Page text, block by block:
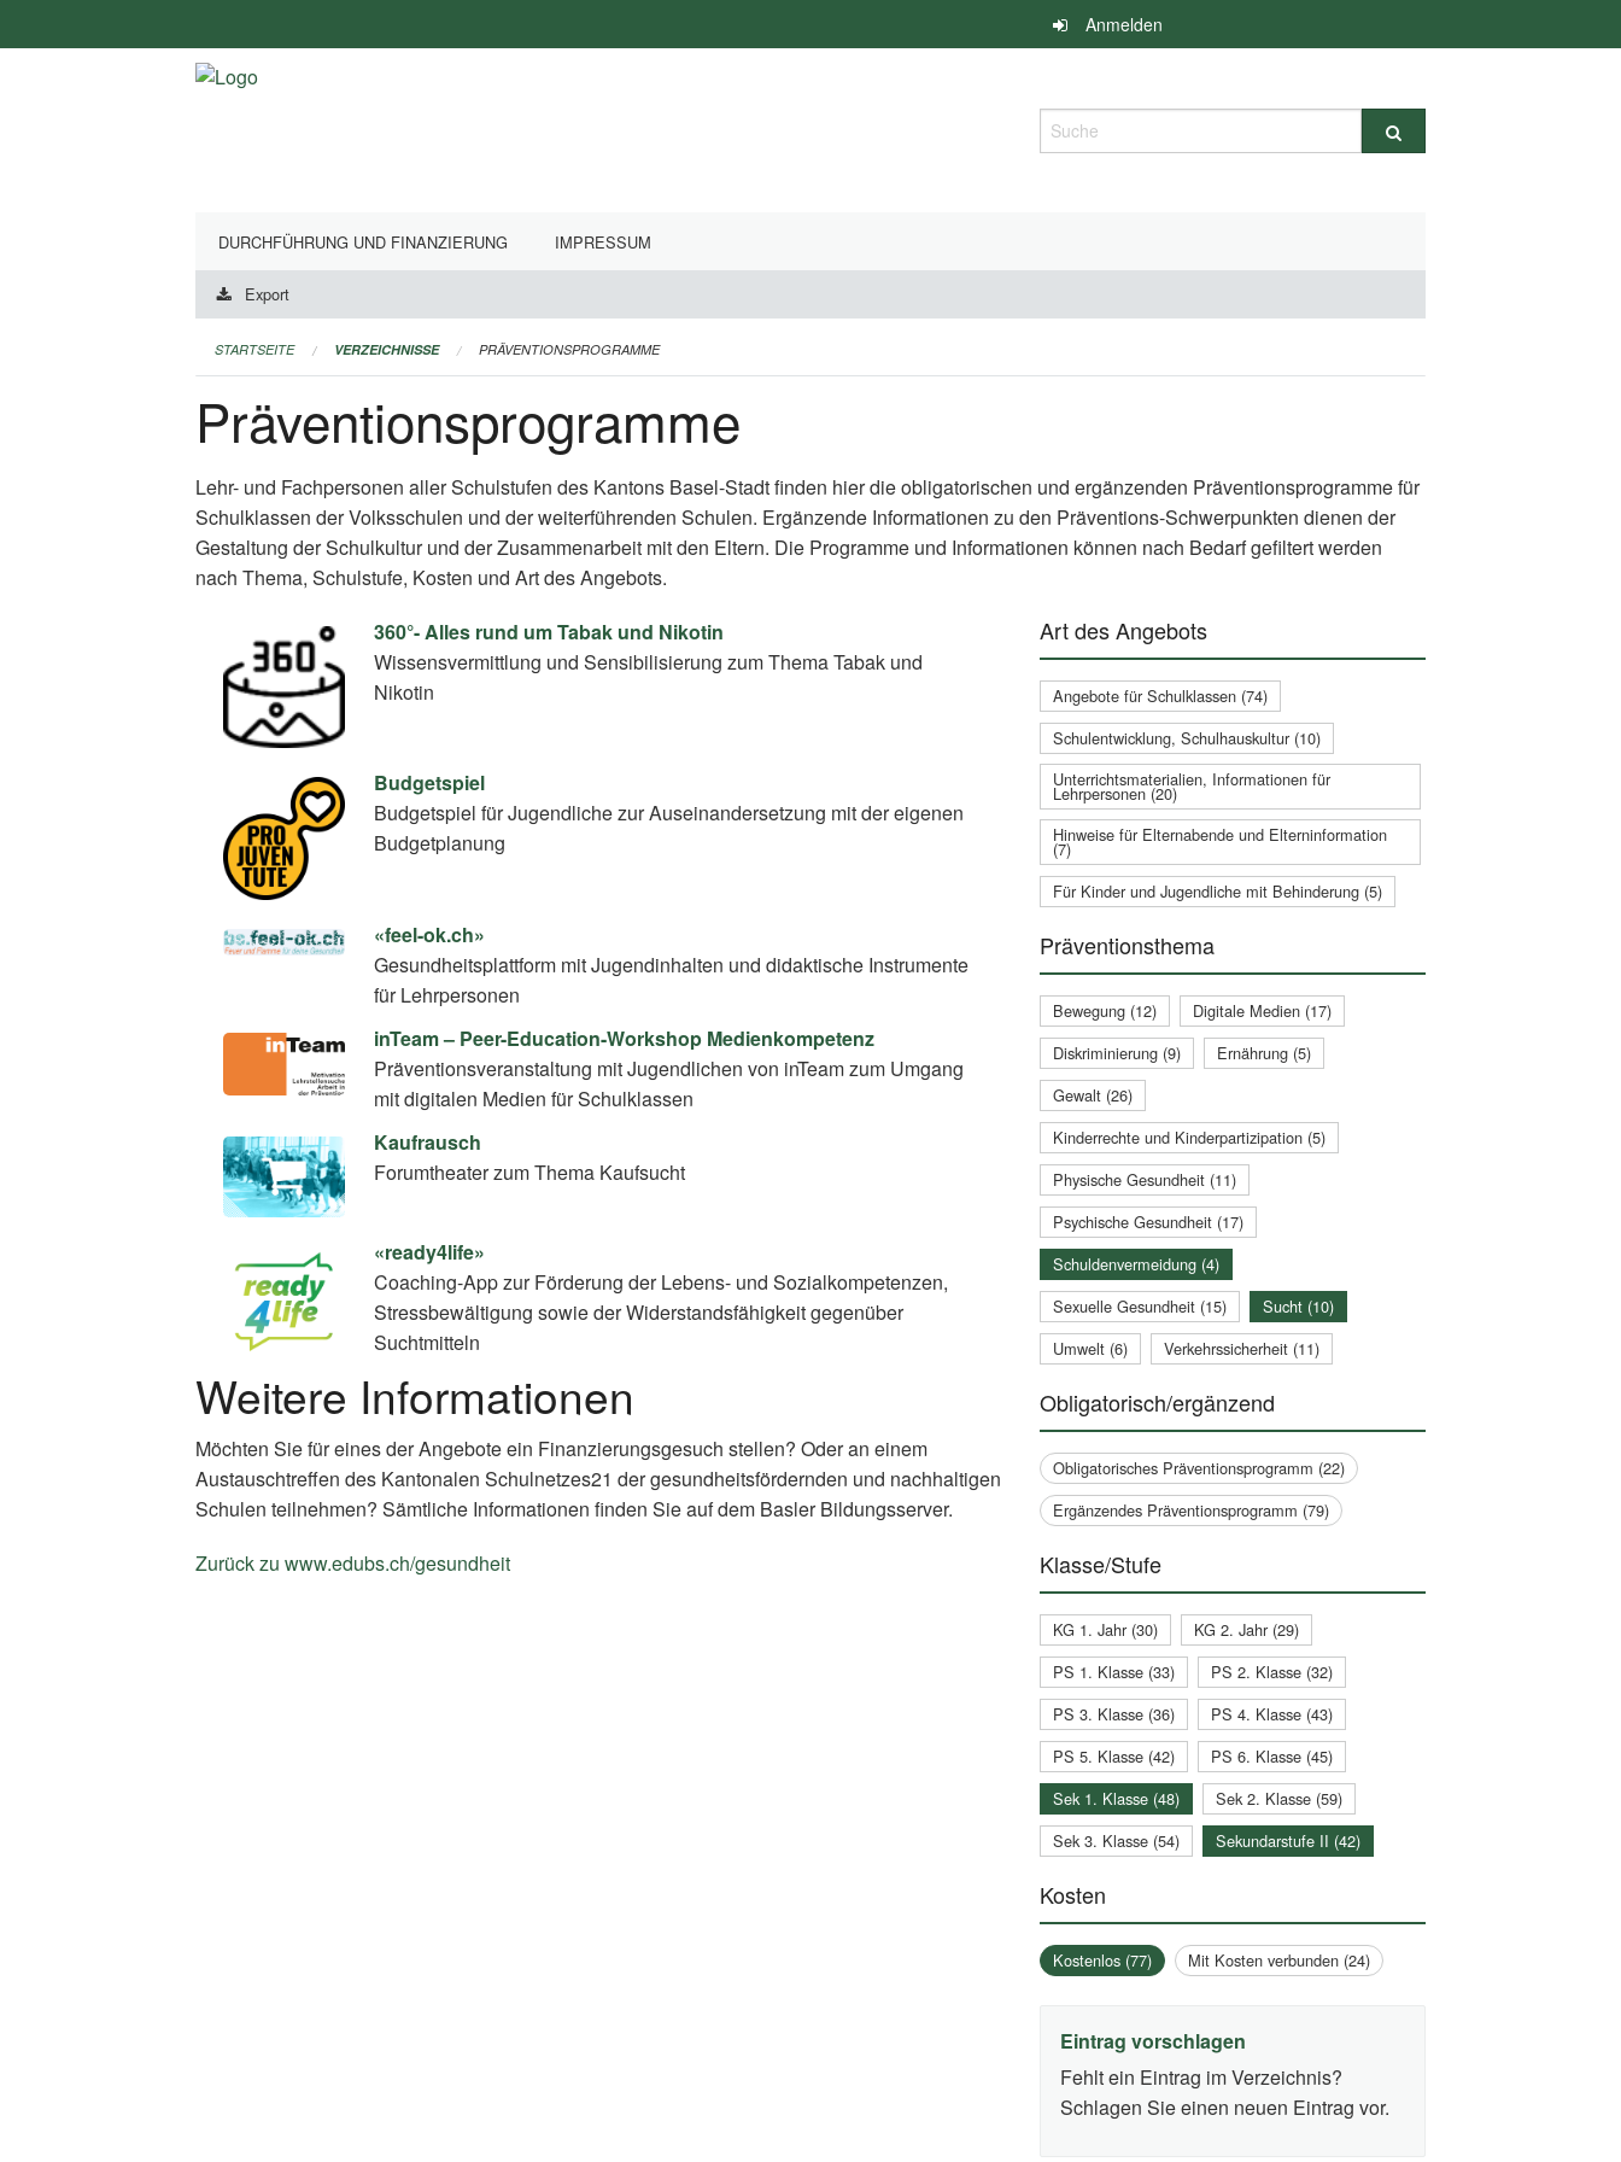
überspringen
Anmelden
Suche
DURCHFÜHRUNG UND FINANZIERUNG IMPRESSUM
Export
STARTSEITE VERZEICHNISSE PRÄVENTIONSPROGRAMME
Präventionsprogramme
Lehr- und Fachpersonen aller Schulstufen des Kantons Basel-Stadt finden hier die obligatorischen und ergänzenden Präventionsprogramme für
Schulklassen der Volksschulen und der weiterführenden Schulen. Ergänzende Informationen zu den Präventions-Schwerpunkten dienen der
Gestaltung der Schulkultur und der Zusammenarbeit mit den Eltern. Die Programme und Informationen können nach Bedarf gefiltert werden
nach Thema, Schulstufe, Kosten und Art des Angebots.
360°- Alles rund um Tabak und Nikotin
Wissensvermittlung und Sensibilisierung zum Thema Tabak und
Nikotin
Budgetspiel
Budgetspiel für Jugendliche zur Auseinandersetzung mit der eigenen
Budgetplanung
«feel-ok.ch»
Gesundheitsplattform mit Jugendinhalten und didaktische Instrumente
für Lehrpersonen
inTeam – Peer-Education-Workshop Medienkompetenz
Präventionsveranstaltung mit Jugendlichen von inTeam zum Umgang
mit digitalen Medien für Schulklassen
Kaufrausch
Forumtheater zum Thema Kaufsucht
«ready4life»
Coaching-App zur Förderung der Lebens- und Sozialkompetenzen,
Stressbewältigung sowie der Widerstandsfähigkeit gegenüber
Suchtmitteln
Weitere Informationen
Möchten Sie für eines der Angebote ein Finanzierungsgesuch stellen? Oder an einem
Austauschtreffen des Kantonalen Schulnetzes21 der gesundheitsfördernden und nachhaltigen
Schulen teilnehmen? Sämtliche Informationen finden Sie auf dem Basler Bildungsserver.
Zurück zu www.edubs.ch/gesundheit
Art des Angebots
Angebote für Schulklassen (74)
Schulentwicklung, Schulhauskultur (10)
Unterrichtsmaterialien, Informationen für
Lehrpersonen (20)
Hinweise für Elternabende und Elterninformation
(7)
Für Kinder und Jugendliche mit Behinderung (5)
Präventionsthema
Bewegung (12)
Digitale Medien (17)
Diskriminierung (9)
Ernährung (5)
Gewalt (26)
Kinderrechte und Kinderpartizipation (5)
Physische Gesundheit (11)
Psychische Gesundheit (17)
Schuldenvermeidung (4)
Sexuelle Gesundheit (15)
Sucht (10)
Umwelt (6)
Verkehrssicherheit (11)
Obligatorisch/ergänzend
Obligatorisches Präventionsprogramm (22)
Ergänzendes Präventionsprogramm (79)
Klasse/Stufe
KG 1. Jahr (30)
KG 2. Jahr (29)
PS 1. Klasse (33)
PS 2. Klasse (32)
PS 3. Klasse (36)
PS 4. Klasse (43)
PS 5. Klasse (42)
PS 6. Klasse (45)
Sek 1. Klasse (48)
Sek 2. Klasse (59)
Sek 3. Klasse (54)
Sekundarstufe II (42)
Kosten
Kostenlos (77) Mit Kosten verbunden (24)
Eintrag vorschlagen
Fehlt ein Eintrag im Verzeichnis?
Schlagen Sie einen neuen Eintrag vor.